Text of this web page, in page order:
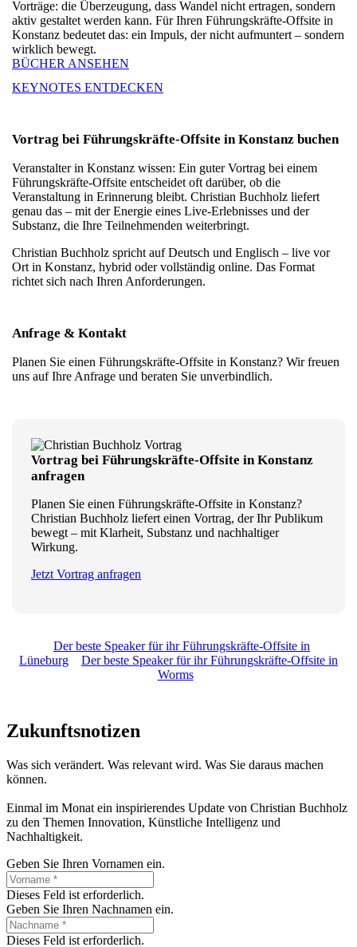
Vorträge: die Überzeugung, dass Wandel nicht ertragen, sondern
aktiv gestaltet werden kann. Für Ihren Führungskräfte-Offsite in
Konstanz bedeutet das: ein Impuls, der nicht aufmuntert – sondern
wirklich bewegt.
BÜCHER ANSEHEN
KEYNOTES ENTDECKEN
Vortrag bei Führungskräfte-Offsite in Konstanz buchen
Veranstalter in Konstanz wissen: Ein guter Vortrag bei einem
Führungskräfte-Offsite entscheidet oft darüber, ob die
Veranstaltung in Erinnerung bleibt. Christian Buchholz liefert
genau das – mit der Energie eines Live-Erlebnisses und der
Substanz, die Ihre Teilnehmenden weiterbringt.
Christian Buchholz spricht auf Deutsch und Englisch – live vor
Ort in Konstanz, hybrid oder vollständig online. Das Format
richtet sich nach Ihren Anforderungen.
Anfrage & Kontakt
Planen Sie einen Führungskräfte-Offsite in Konstanz? Wir freuen
uns auf Ihre Anfrage und beraten Sie unverbindlich.
Vortrag bei Führungskräfte-Offsite in Konstanz
anfragen
Planen Sie einen Führungskräfte-Offsite in Konstanz?
Christian Buchholz liefert einen Vortrag, der Ihr Publikum
bewegt – mit Klarheit, Substanz und nachhaltiger
Wirkung.
Jetzt Vortrag anfragen
Der beste Speaker für ihr Führungskräfte-Offsite in
Lüneburg
Der beste Speaker für ihr Führungskräfte-Offsite in
Worms
Zukunftsnotizen
Was sich verändert. Was relevant wird. Was Sie daraus machen
können.
Einmal im Monat ein inspirierendes Update von Christian Buchholz
zu den Themen Innovation, Künstliche Intelligenz und
Nachhaltigkeit.
Geben Sie Ihren Vornamen ein.
Dieses Feld ist erforderlich.
Geben Sie Ihren Nachnamen ein.
Dieses Feld ist erforderlich.